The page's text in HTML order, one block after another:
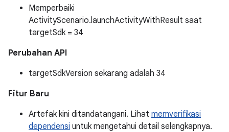
Memperbaiki
ActivityScenario.launchActivityWithResult saat
targetSdk = 34
Perubahan API
targetSdkVersion sekarang adalah 34
Fitur Baru
Artefak kini ditandatangani. Lihat memverifikasi
dependensi untuk mengetahui detail selengkapnya.